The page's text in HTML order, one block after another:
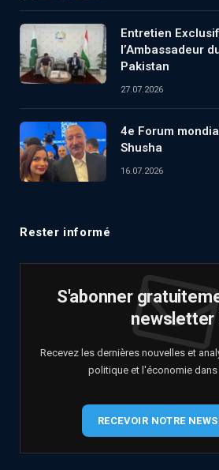
Entretien
l’Ambassadeur
Pakistan
27.07.2026
4e Forum
Shusha
16.07.2026
Rester informé
S'abonner
newsletter
Recevez les dernières nouvelles et
politique et l'économie dans
RECEVOIR NOTRE